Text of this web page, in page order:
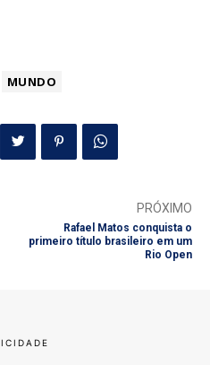
MUNDO
PRÓXIMO
Rafael Matos conquista o
primeiro título brasileiro em um
Rio Open